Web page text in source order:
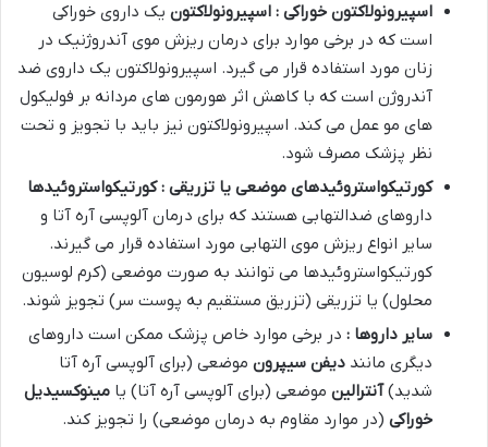
اسپیرونولاکتون خوراکی : اسپیرونولاکتون یک داروی خوراکی
است که در برخی موارد برای درمان ریزش موی آندروژنیک در
زنان مورد استفاده قرار می گیرد. اسپیرونولاکتون یک داروی ضد
آندروژن است که با کاهش اثر هورمون های مردانه بر فولیکول
های مو عمل می کند. اسپیرونولاکتون نیز باید با تجویز و تحت
نظر پزشک مصرف شود.
کورتیکواستروئیدهای موضعی یا تزریقی : کورتیکواستروئیدها
داروهای ضدالتهابی هستند که برای درمان آلوپسی آره آتا و
سایر انواع ریزش موی التهابی مورد استفاده قرار می گیرند.
کورتیکواستروئیدها می توانند به صورت موضعی (کرم لوسیون
محلول) یا تزریقی (تزریق مستقیم به پوست سر) تجویز شوند.
سایر داروها : در برخی موارد خاص پزشک ممکن است داروهای
دیگری مانند دیفن سیپرون موضعی (برای آلوپسی آره آتا
شدید)آنترالین موضعی (برای آلوپسی آره آتا) یا مینوکسیدیل
خوراکی (در موارد مقاوم به درمان موضعی) را تجویز کند.